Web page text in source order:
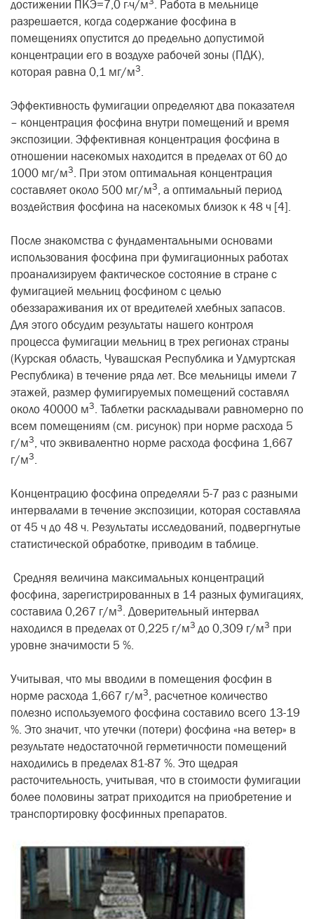
достижении ПКЭ=7,0 г·ч/м . Работа в мельнице
разрешается, когда содержание фосфина в
помещениях опустится до предельно допустимой
концентрации его в воздухе рабочей зоны (ПДК),
которая равна 0,1 мг/м3.
Эффективность фумигации определяют два показателя
– концентрация фосфина внутри помещений и время
экспозиции. Эффективная концентрация фосфина в
отношении насекомых находится в пределах от 60 до
1000 мг/м3. При этом оптимальная концентрация
составляет около 500 мг/м3, а оптимальный период
воздействия фосфина на насекомых близок к 48 ч [4].
После знакомства с фундаментальными основами
использования фосфина при фумигационных работах
проанализируем фактическое состояние в стране с
фумигацией мельниц фосфином с целью
обеззараживания их от вредителей хлебных запасов.
Для этого обсудим результаты нашего контроля
процесса фумигации мельниц в трех регионах страны
(Курская область, Чувашская Республика и Удмуртская
Республика) в течение ряда лет. Все мельницы имели 7
этажей, размер фумигируемых помещений составлял
около 40000 м3. Таблетки раскладывали равномерно по
всем помещениям (см. рисунок) при норме расхода 5
г/м3, что эквивалентно норме расхода фосфина 1,667
г/м3.
Концентрацию фосфина определяли 5-7 раз с разными
интервалами в течение экспозиции, которая составляла
от 45 ч до 48 ч. Результаты исследований, подвергнутые
статистической обработке, приводим в таблице.
Средняя величина максимальных концентраций
фосфина, зарегистрированных в 14 разных фумигациях,
составила 0,267 г/м3. Доверительный интервал
находился в пределах от 0,225 г/м3 до 0,309 г/м3 при
уровне значимости 5 %.
Учитывая, что мы вводили в помещения фосфин в
норме расхода 1,667 г/м3, расчетное количество
полезно используемого фосфина составило всего 13-19
%. Это значит, что утечки (потери) фосфина «на ветер» в
результате недостаточной герметичности помещений
находились в пределах 81-87 %. Это щедрая
расточительность, учитывая, что в стоимости фумигации
более половины затрат приходится на приобретение и
транспортировку фосфинных препаратов.